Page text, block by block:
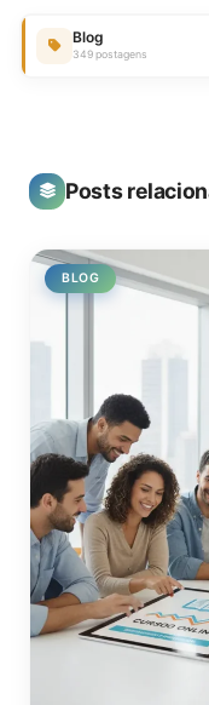
Blog
349 postagens
Posts
BLOG